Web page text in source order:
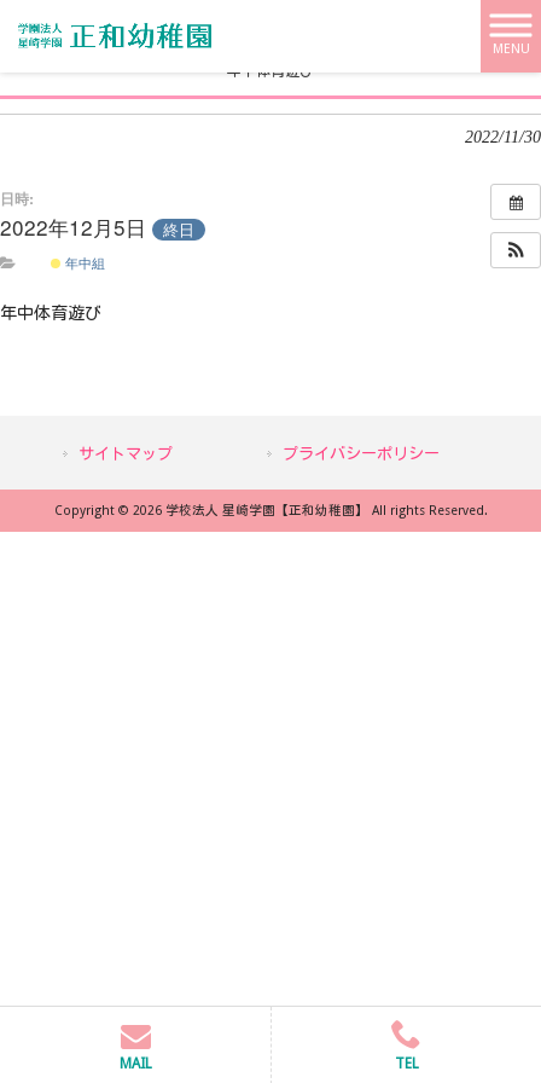
MENU
学校法人 星崎学園【正和幼稚園】 HOME
年中体育遊び
2022/11/30
日時:
2022年12月5日 終日
年中組
年中体育遊び
サイトマップ プライバシーポリシー
Copyright © 2026 学校法人 星崎学園【正和幼稚園】 All rights Reserved.
MAIL TEL